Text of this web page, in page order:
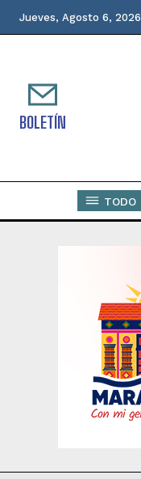
Jueves, Agosto 6, 2026
BOLETÍN
TODO